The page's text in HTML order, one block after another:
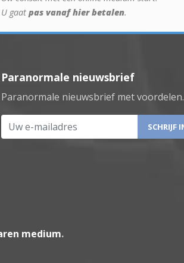
U gaat pas vanaf hier betalen.
Paranormale nieuwsbrief
Paranormale nieuwsbrief met voordelen.
Uw e-mailadres
medium.